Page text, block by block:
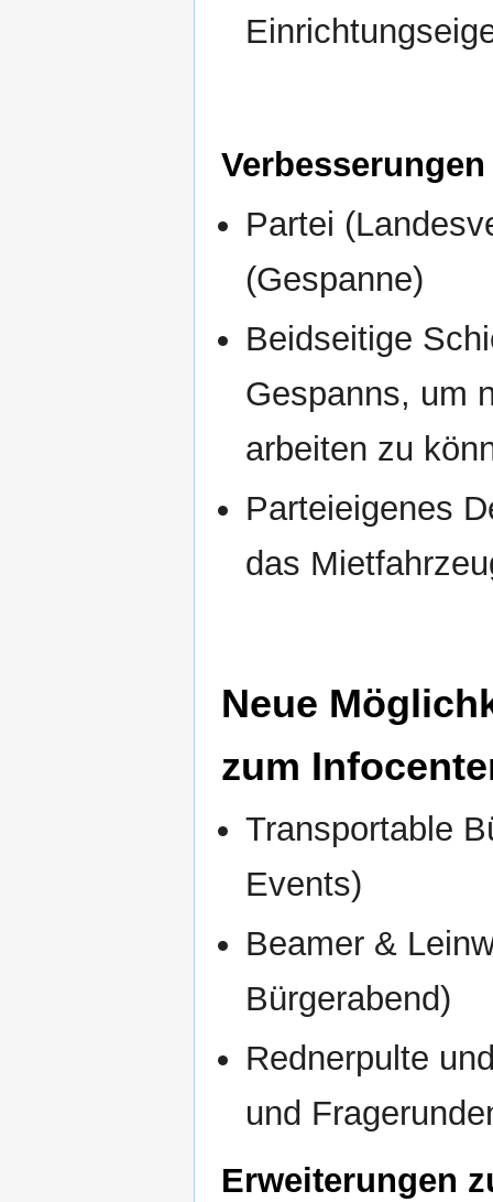
Partei
(Gespanne)
Beidseitige
Gespanns, um
arbeiten zu
Parteieigenes
das
Neue
zum
Transportable
Events)
Beamer &
Bürgerabend)
Rednerpulte
und
Erweiterungen